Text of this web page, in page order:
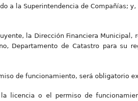
a la Superintendencia de Compañías; y,
la Dirección Financiera
Departamento de Catastro para su
de funcionamiento, será obligatorio
licencia o el permiso de